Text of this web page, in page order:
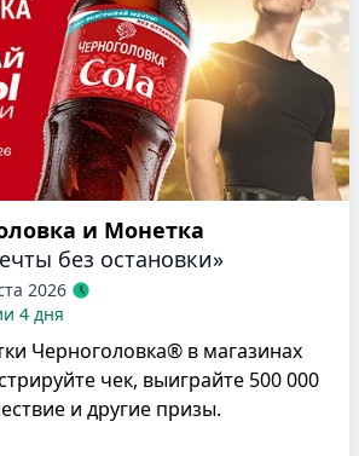
и Монетка
без остановки»
2026
4 дня
Черноголовка® в магазинах
чек, выиграйте 500 000
и другие призы.